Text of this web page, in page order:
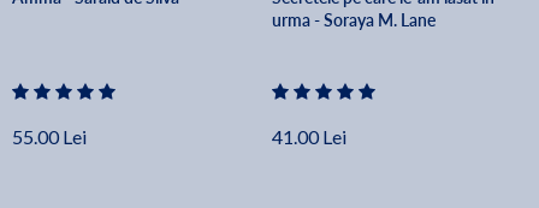
55.00 Lei
urma - Soraya M. Lane
41.00 Lei